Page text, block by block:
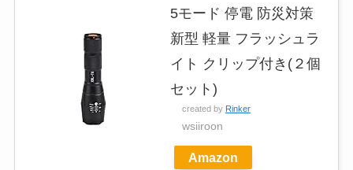
5モード 停電 防災対策
新型 軽量 フラッシュラ
イト クリップ付き(２個
セット)
created by Rinker
wsiiroon
Amazon